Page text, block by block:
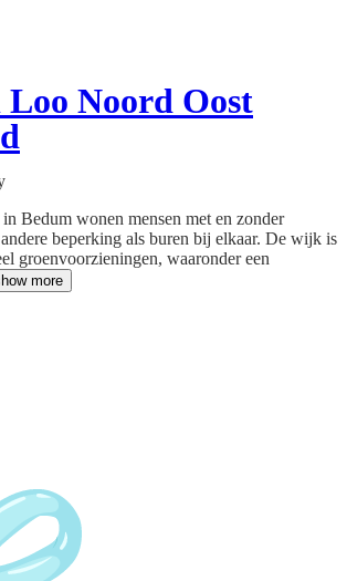
Loo Noord Oost
Bedum wonen mensen met en zonder
beperking als buren bij elkaar. De wijk is
groenvoorzieningen, waaronder een
more